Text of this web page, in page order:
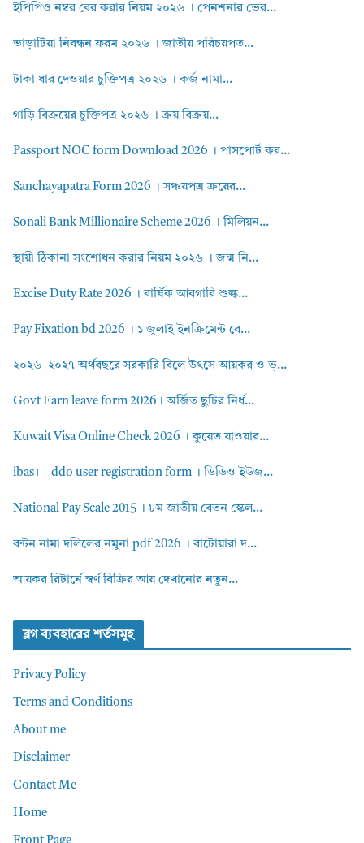
ইপিপিও নম্বর বের করার নিয়ম ২০২৬ । পেনশনার ভের...
ভাড়াটিয়া নিবন্ধন ফরম ২০২৬ । জাতীয় পরিচয়পত...
টাকা ধার দেওয়ার চুক্তিপত্র ২০২৬ । কর্জ নামা...
গাড়ি বিক্রয়ের চুক্তিপত্র ২০২৬ । ক্রয় বিক্রয়...
Passport NOC form Download 2026 । পাসপোর্ট কর...
Sanchayapatra Form 2026 । সঞ্চয়পত্র ক্রয়ের...
Sonali Bank Millionaire Scheme 2026 । মিলিয়ন...
স্থায়ী ঠিকানা সংশোধন করার নিয়ম ২০২৬ । জন্ম নি...
Excise Duty Rate 2026 । বার্ষিক আবগারি শুল্ক...
Pay Fixation bd 2026 । ১ জুলাই ইনক্রিমেন্ট বে...
২০২৬–২০২৭ অর্থবছরে সরকারি বিলে উৎসে আয়কর ও ভ্...
Govt Earn leave form 2026। অর্জিত ছুটির নির্ধ...
Kuwait Visa Online Check 2026 । কুয়েত যাওয়ার...
ibas++ ddo user registration form । ডিডিও ইউজ...
National Pay Scale 2015 । ৮ম জাতীয় বেতন স্কেল...
বন্টন নামা দলিলের নমুনা pdf 2026 । বাটোয়ারা দ...
আয়কর রিটার্নে স্বর্ণ বিক্রির আয় দেখানোর নতুন...
ব্লগ ব্যবহারের শর্তসমুহ
Privacy Policy
Terms and Conditions
About me
Disclaimer
Contact Me
Home